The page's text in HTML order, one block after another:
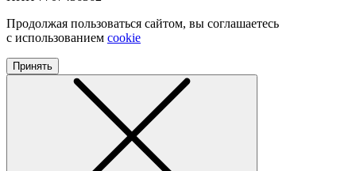
Продолжая пользоваться сайтом, вы соглашаетесь
с использованием cookie
Принять